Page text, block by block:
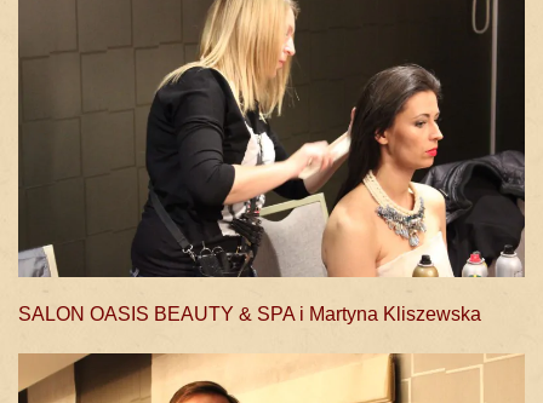
SALON OASIS BEAUTY & SPA i Martyna Kliszewska